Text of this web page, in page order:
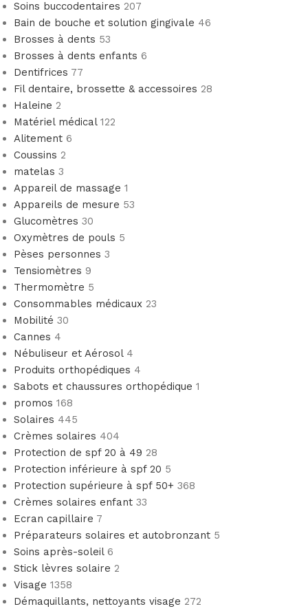
Soins buccodentaires 207
Bain de bouche et solution gingivale 46
Brosses à dents 53
Brosses à dents enfants 6
Dentifrices 77
Fil dentaire, brossette & accessoires 28
Haleine 2
Matériel médical 122
Alitement 6
Coussins 2
matelas 3
Appareil de massage 1
Appareils de mesure 53
Glucomètres 30
Oxymètres de pouls 5
Pèses personnes 3
Tensiomètres 9
Thermomètre 5
Consommables médicaux 23
Mobilité 30
Cannes 4
Nébuliseur et Aérosol 4
Produits orthopédiques 4
Sabots et chaussures orthopédique 1
promos 168
Solaires 445
Crèmes solaires 404
Protection de spf 20 à 49 28
Protection inférieure à spf 20 5
Protection supérieure à spf 50+ 368
Crèmes solaires enfant 33
Ecran capillaire 7
Préparateurs solaires et autobronzant 5
Soins après-soleil 6
Stick lèvres solaire 2
Visage 1358
Démaquillants, nettoyants visage 272